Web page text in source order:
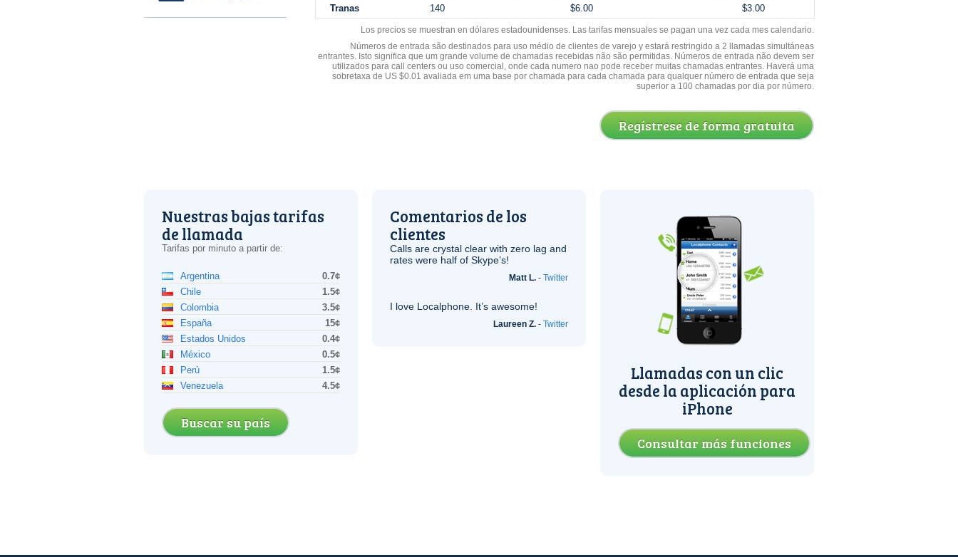
Tranas 140 $6.00 $3.00
Los precios se muestran en dólares estadounidenses. Las tarifas mensuales se pagan una vez cada mes calendario.
Números de entrada são destinados para uso médio de clientes de varejo y estará restringido a 2 llamadas simultáneas
entrantes. Isto significa que um grande volume de chamadas recebidas não são permitidas. Números de entrada não devem ser
utilizados para call centers ou uso comercial, onde cada numero nao pode receber muitas chamadas entrantes. Haverá uma
sobretaxa de US $0.01 avaliada em uma base por chamada para cada chamada para qualquer número de entrada que seja
superior a 100 chamadas por dia por número.
Regístrese de forma gratuita
Nuestras bajas tarifas
de llamada
Tarifas por minuto a partir de:
Argentina
0.7¢
Chile
1.5¢
Colombia
3.5¢
España
15¢
Estados Unidos
0.4¢
México
0.5¢
Perú
1.5¢
Venezuela
4.5¢
Buscar su país
Comentarios de los
clientes
Calls are crystal clear with zero lag and
rates were half of Skype’s!
Matt L. - Twitter
I love Localphone. It’s awesome!
Laureen Z. - Twitter
Llamadas con un clic
desde la aplicación para
iPhone
Consultar más funciones